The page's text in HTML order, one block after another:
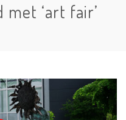
‘art fair’